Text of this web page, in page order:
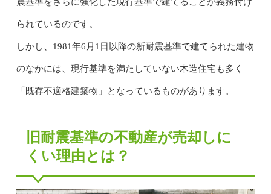
られているのです。
しかし、1981年6月1日以降の新耐震基準で建てられた建物
のなかには、現行基準を満たしていない木造住宅も多く
「既存不適格建築物」となっているものがあります。
旧耐震基準の不動産が売却しに
くい理由とは？